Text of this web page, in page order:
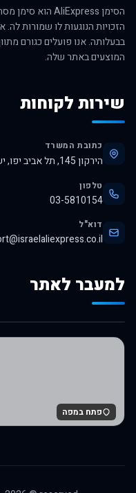
בבעלותה. אנו פועלים כגורם
המוצעים באתר שלה.
שירות לקוחות
כתובת המשרד
הירקון 145, תל אביב יפו, ישראל, 6345313
טלפון
03-5810154
דוא"ל
למעבר לאתר
לרכישה באלי אקספרס
פתח במפה